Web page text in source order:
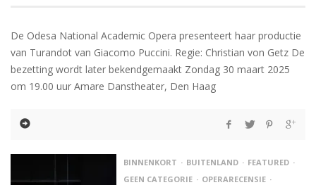
De Odesa National Academic Opera presenteert haar productie
van Turandot van Giacomo Puccini. Regie: Christian von Getz De
bezetting wordt later bekendgemaakt Zondag 30 maart 2025
om 19.00 uur Amare Danstheater, Den Haag
BINNENKORT BUITENLAND
FEATURED
GEEN CATEGORIE
OPERARECENSIE